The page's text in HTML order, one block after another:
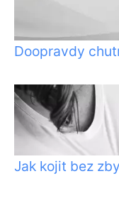
Doopravdy
Jak kojit bez